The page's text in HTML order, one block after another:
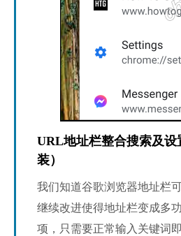
URL地址栏整合搜索及
装）
我们知道谷歌浏览器地址栏
继续改进使得地址栏变成多
项，只需要正常输入关键词